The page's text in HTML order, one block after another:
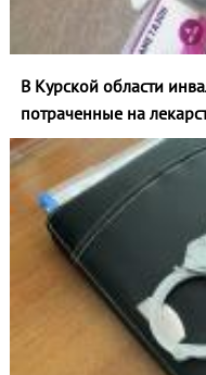
В Курской области
потраченные на